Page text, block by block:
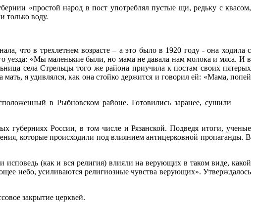
«простой народ в пост употреблял пустые щи, редьку с квасом,
только воду.
что в трехлетнем возрасте – а это было в 1920 году - она ходила с
уезда: «Мы маленькие были, но мама не давала нам молока и мяса. И в
села Стрельцы того же района приучила к постам своих пятерых
я удивлялся, как она стойко держится и говорил ей: «Мама, попей
в Рыбновском районе. Готовились заранее, сушили
губерниях России, в том числе и Рязанской. Подведя итоги, ученые
которые происходили под влиянием антицерковной пропаганды. В
исповедь (как и вся религия) влияли на верующих в таком виде, какой
небо, усиливаются религиозные чувства верующих». Утверждалось
закрытие церквей.